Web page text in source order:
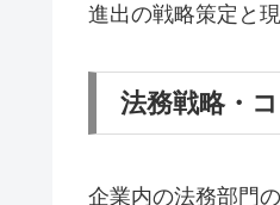
進出の戦略策定と
法務戦略・
企業内の法務部門